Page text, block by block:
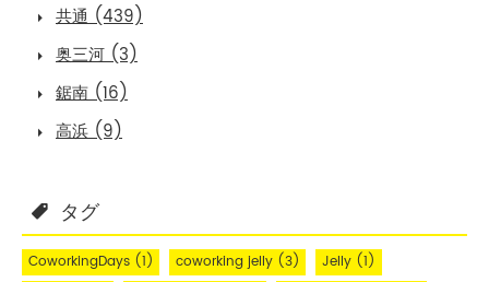
共通 (439)
奥三河 (3)
鋸南 (16)
高浜 (9)
タグ
CoworkingDays(1) coworking jelly(3) Jelly(1)